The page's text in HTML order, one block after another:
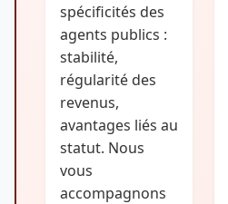
spécificités des
agents publics :
stabilité,
régularité des
revenus,
avantages liés au
statut. Nous
vous
accompagnons